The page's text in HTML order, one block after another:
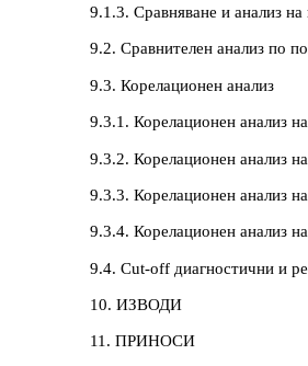
9.1.3. Сравняване и анализ
9.2. Сравнителен анализ по
9.3. Корелационен анализ
9.3.1. Корелационен анализ
9.3.2. Корелационен анализ
9.3.3. Корелационен анализ
9.3.4. Корелационен анализ
9.4. Cut-off диагностични и
10. ИЗВОДИ
11. ПРИНОСИ